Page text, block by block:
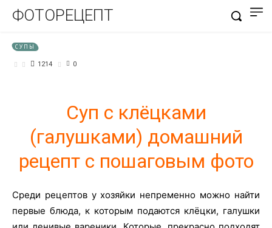
ФОТОРЕЦЕПТ
СУПЫ
1214 0
Суп с клёцками
(галушками) домашний
рецепт с пошаговым фото
Среди рецептов у хозяйки непременно можно найти
первые блюда, к которым подаются клёцки, галушки